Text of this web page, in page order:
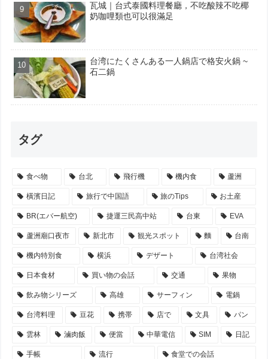
瓦城｜台式泰國料理餐廳，不吃酸辣不吃椰
奶咖哩類也可以很滿足
台湾にたくさんある一人鍋店で格安火鍋 ~
石二鍋
タグ
食べ物 台北 飛行機 機内食 蘆洲
橫濱日記 旅行で中国語 旅のTips お土産
BR(エバー航空) 捷運三民高中站 台東 EVA
蘆洲廟口夜市 新北市 観光スポット 麵 台南
機内特別食 横浜 デザート 台湾社会
日本食材 買い物の会話 交通 果物
飲み物シリーズ 高雄 サーフィン 電鍋
台湾料理 豆花 携帯 店で 文具 パン
雲林 滷肉飯 便當 中華電信 SIM 日記
手帳 流行 食堂での会話